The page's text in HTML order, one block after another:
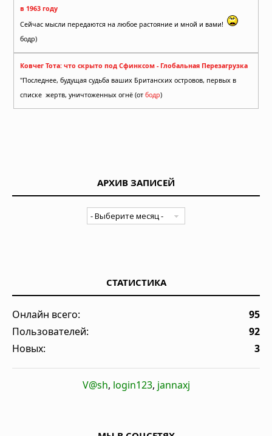
в 1963 году
Сейчас мысли передаются на любое растояние и мной и вами!
бодр)
Ковчег Тота: что скрыто под Сфинксом - Глобальная Перезагрузка
"Последнее, будущая судьба ваших Британских островов, первых в
списке жертв, уничтоженных огнё (от бодр)
АРХИВ ЗАПИСЕЙ
СТАТИСТИКА
Онлайн всего:
95
Пользователей:
92
Новых:
3
V@sh, login123, jannaxj